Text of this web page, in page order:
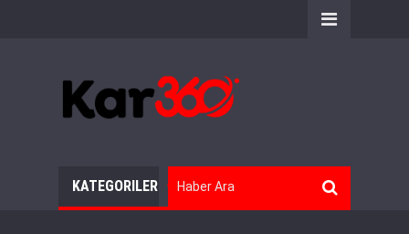
KATEGORILER